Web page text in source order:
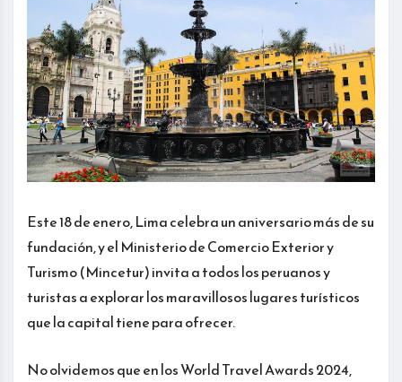
Este 18 de enero, Lima celebra un aniversario más de su
fundación, y el Ministerio de Comercio Exterior y
Turismo (Mincetur) invita a todos los peruanos y
turistas a explorar los maravillosos lugares turísticos
que la capital tiene para ofrecer.
No olvidemos que en los World Travel Awards 2024,